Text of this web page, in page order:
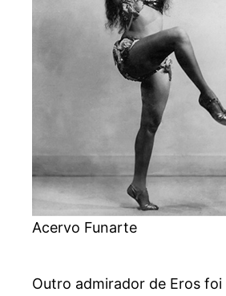
Acervo Funarte
Outro admirador de Eros